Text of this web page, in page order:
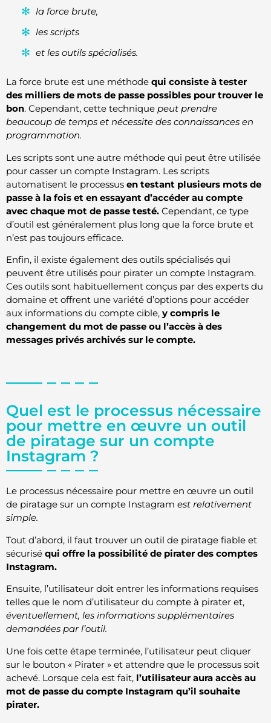
la force brute,
les scripts
et les outils spécialisés.
La force brute est une méthode qui consiste à tester
des milliers de mots de passe possibles pour trouver le
bon. Cependant, cette technique peut prendre
beaucoup de temps et nécessite des connaissances en
programmation.
Les scripts sont une autre méthode qui peut être utilisée
pour casser un compte Instagram. Les scripts
automatisent le processus en testant plusieurs mots de
passe à la fois et en essayant d’accéder au compte
avec chaque mot de passe testé. Cependant, ce type
d’outil est généralement plus long que la force brute et
n’est pas toujours efficace.
Enfin, il existe également des outils spécialisés qui
peuvent être utilisés pour pirater un compte Instagram.
Ces outils sont habituellement conçus par des experts du
domaine et offrent une variété d’options pour accéder
aux informations du compte cible, y compris le
changement du mot de passe ou l’accès à des
messages privés archivés sur le compte.
Quel est le processus nécessaire
pour mettre en œuvre un outil
de piratage sur un compte
Instagram ?
Le processus nécessaire pour mettre en œuvre un outil
de piratage sur un compte Instagram est relativement
simple.
Tout d’abord, il faut trouver un outil de piratage fiable et
sécurisé qui offre la possibilité de pirater des comptes
Instagram.
Ensuite, l’utilisateur doit entrer les informations requises
telles que le nom d’utilisateur du compte à pirater et,
éventuellement, les informations supplémentaires
demandées par l’outil.
Une fois cette étape terminée, l’utilisateur peut cliquer
sur le bouton « Pirater » et attendre que le processus soit
achevé. Lorsque cela est fait, l’utilisateur aura accès au
mot de passe du compte Instagram qu’il souhaite
pirater.